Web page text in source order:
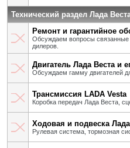
Технический раздел Лада
Ремонт и гарантийное
Обсуждаем вопросы
дилеров.
Двигатель Лада Веста и
Обсуждаем гамму двигателей
Трансмиссия LADA Vesta
Коробка передач Лада Веста,
Ходовая и подвеска
Рулевая система, тормозная